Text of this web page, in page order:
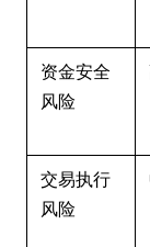
资金安全
风险
交易执行
风险